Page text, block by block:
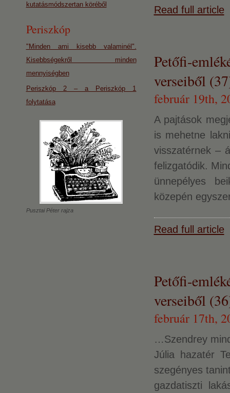
Read full article
Petőfi-
verseiből
február 19th,
A pajtások
is mehetne
visszatérnek –
felizgatódik.
ünnepélyes
közepén
Read full article
Petőfi-
verseiből
február 17th,
…Szendrey
Júlia hazatér
szegényes
gazdatiszti
kutatásmódszertan köréből
Periszkóp
"Minden ami kisebb valaminél".
Kisebbségekről minden
mennyiségben
Periszkóp 2 – a Periszkóp 1
folytatása
Pusztai Péter rajza